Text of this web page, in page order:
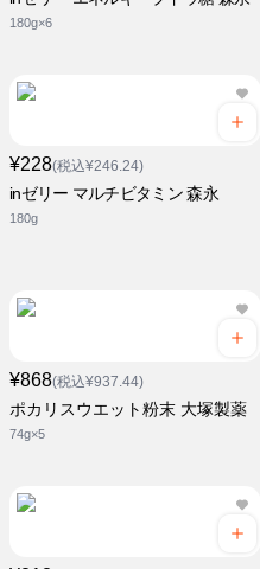
180g×6
¥228(税込¥246.24)
inゼリー マルチビタミン 森永
180g
¥868(税込¥937.44)
ポカリスウエット粉末 大塚製薬
74g×5